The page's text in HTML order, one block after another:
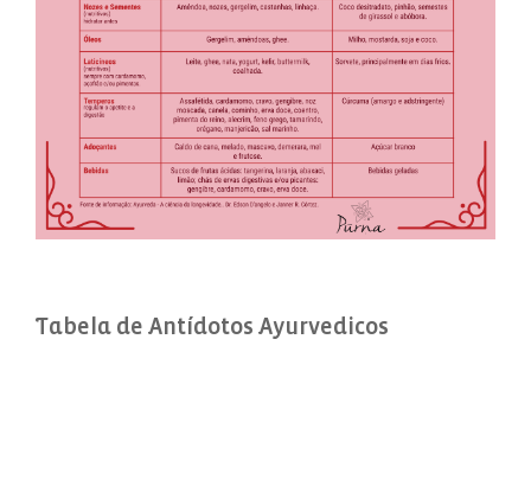
Tabela de Antídotos Ayurvedicos